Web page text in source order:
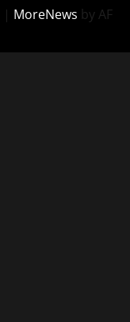
| MoreNews by AF